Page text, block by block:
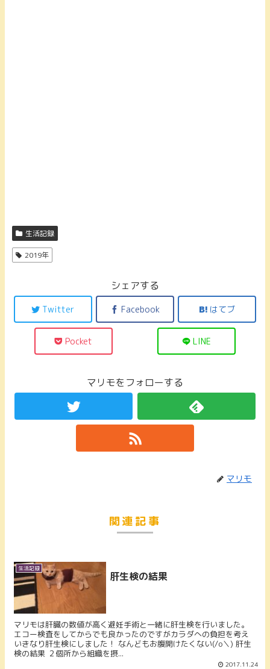
生活記録
2019年
シェアする
Twitter Facebook はてブ
Pocket LINE
マリモをフォローする
マリモ
関連記事
生活記録
肝生検の結果
マリモは肝臓の数値が高く避妊手術と一緒に肝生検を行いました。
エコー検査をしてからでも良かったのですがカラダへの負担を考え
いきなり肝生検にしました！ なんどもお腹開けたくない(/o＼) 肝生
検の結果 ２個所から組織を摂...
2017.11.24